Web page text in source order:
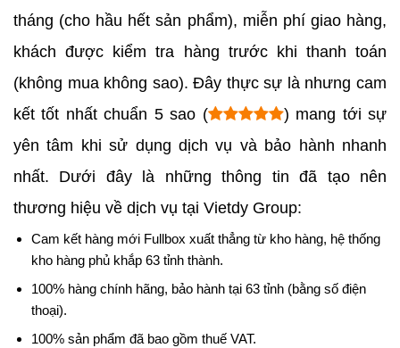
tháng (cho hầu hết sản phẩm), miễn phí giao hàng,
khách được kiểm tra hàng trước khi thanh toán
(không mua không sao). Đây thực sự là nhưng cam
kết tốt nhất chuẩn 5 sao (
) mang tới sự
yên tâm khi sử dụng dịch vụ và bảo hành nhanh
nhất. Dưới đây là những thông tin đã tạo nên
thương hiệu về dịch vụ tại Vietdy Group:
Cam kết hàng mới Fullbox xuất thẳng từ kho hàng, hệ thống
kho hàng phủ khắp 63 tỉnh thành.
100% hàng chính hãng, bảo hành tại 63 tỉnh (bằng số điện
thoại).
100% sản phẩm đã bao gồm thuế VAT.